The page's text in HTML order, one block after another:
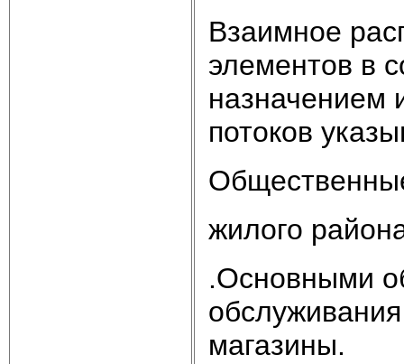
Взаимное
элементов в
назначением
потоков
жилого
.Основными
магазины.